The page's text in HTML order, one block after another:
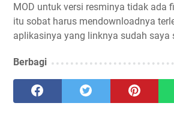
MOD untuk versi resminya tidak ada
itu sobat harus mendownloadnya
aplikasinya yang linknya sudah saya
Berbagi